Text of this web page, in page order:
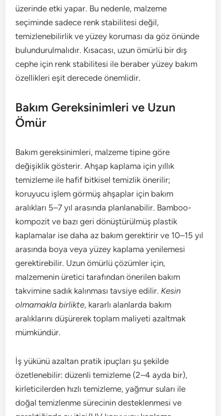
üzerinde etki yapar. Bu nedenle, malzeme
seçiminde sadece renk stabilitesi değil,
temizlenebilirlik ve yüzey koruması da göz önünde
bulundurulmalıdır. Kısacası, uzun ömürlü bir dış
cephe için renk stabilitesi ile beraber yüzey bakım
özellikleri eşit derecede önemlidir.
Bakım Gereksinimleri ve Uzun
Ömür
Bakım gereksinimleri, malzeme tipine göre
değişiklik gösterir. Ahşap kaplama için yıllık
temizleme ile hafif bitkisel temizlik önerilir;
koruyucu işlem görmüş ahşaplar için bakım
aralıkları 5–7 yıl arasında planlanabilir. Bamboo-
kompozit ve bazı geri dönüştürülmüş plastik
kaplamalar ise daha az bakım gerektirir ve 10–15 yıl
arasında boya veya yüzey kaplama yenilemesi
gerektirebilir. Uzun ömürlü çözümler için,
malzemenin üretici tarafından önerilen bakım
takvimine sadık kalınması tavsiye edilir. Kesin
olmamakla birlikte, kararlı alanlarda bakım
aralıklarını düşürerek toplam maliyeti azaltmak
mümkündür.
İş yükünü azaltan pratik ipuçları şu şekilde
özetlenebilir: düzenli temizleme (2–4 ayda bir),
kirleticilerden hızlı temizleme, yağmur suları ile
doğal temizlenme sürecinin desteklenmesi ve